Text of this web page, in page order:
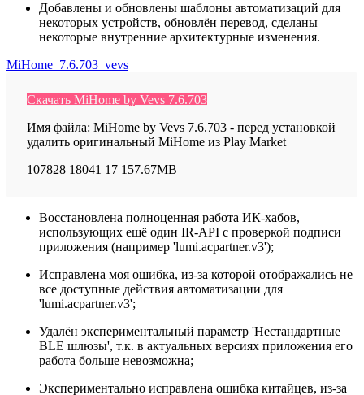
Добавлены и обновлены шаблоны автоматизаций для
некоторых устройств, обновлён перевод, сделаны
некоторые внутренние архитектурные изменения.
MiHome_7.6.703_vevs
Скачать MiHome by Vevs 7.6.703
Имя файла: MiHome by Vevs 7.6.703 - перед установкой
удалить оригинальный MiHome из Play Market
107828 18041 17 157.67MB
Восстановлена полноценная работа ИК-хабов,
использующих ещё один IR-API с проверкой подписи
приложения (например 'lumi.acpartner.v3');
Исправлена моя ошибка, из-за которой отображались не
все доступные действия автоматизации для
'lumi.acpartner.v3';
Удалён экспериментальный параметр 'Нестандартные
BLE шлюзы', т.к. в актуальных версиях приложения его
работа больше невозможна;
Экспериментально исправлена ошибка китайцев, из-за